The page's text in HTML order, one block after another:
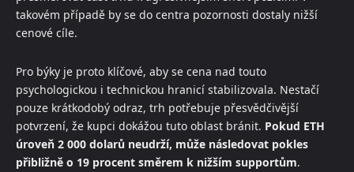
takovém případě by se do centra pozornosti dostaly nižší
cenové cíle.
Pro býky je proto klíčové, aby se cena nad touto
psychologickou i technickou hranicí stabilizovala. Nestačí
pouze krátkodobý odraz, trh potřebuje přesvědčivější
potvrzení, že kupci dokážou tuto oblast bránit. Pokud ETH
úroveň 2 000 dolarů neudrží, může následovat pokles
přibližně o 19 procent směrem k nižším supportům.